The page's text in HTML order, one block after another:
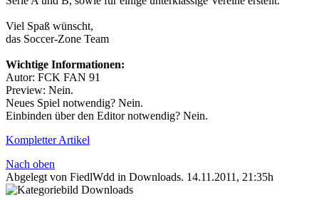
Viel Spaß wünscht,
das Soccer-Zone Team
Wichtige Informationen:
Autor: FCK FAN 91
Preview: Nein.
Neues Spiel notwendig? Nein.
Einbinden über den Editor notwendig? Nein.
Kompletter Artikel
Nach oben
Abgelegt von FiedlWdd in Downloads. 14.11.2011, 21:35h